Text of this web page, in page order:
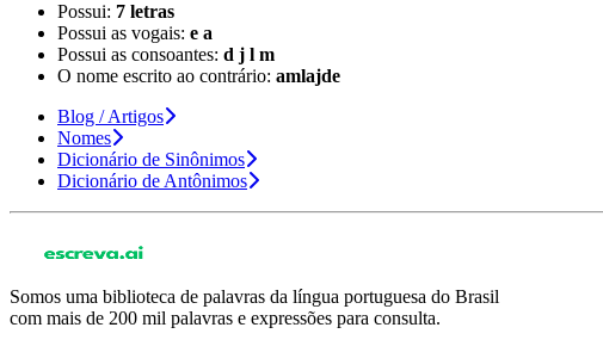
Possui: 7 letras
Possui as vogais: e a
Possui as consoantes: d j l m
O nome escrito ao contrário: amlajde
Blog / Artigos
Nomes
Dicionário de Sinônimos
Dicionário de Antônimos
Somos uma biblioteca de palavras da língua portuguesa do Brasil
com mais de 200 mil palavras e expressões para consulta.